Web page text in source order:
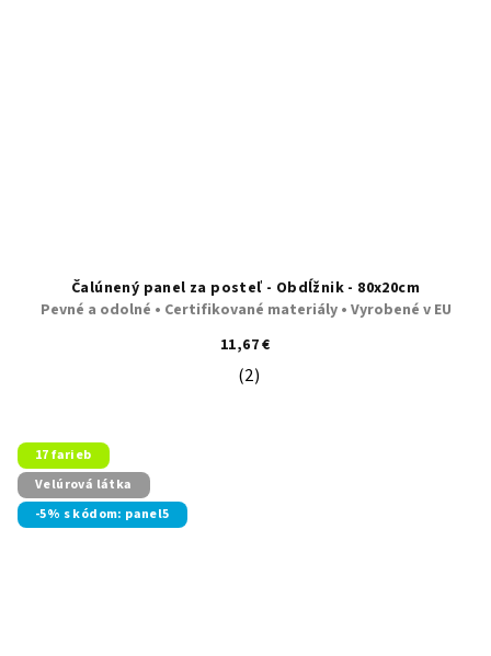
Čalúnený panel za posteľ - Obdĺžnik - 80x20cm
Pevné a odolné • Certifikované materiály • Vyrobené v EU
11,67 €
Priemerné hodnotenie produktu
(2)
17 farieb
Velúrová látka
-5% s kódom: panel5